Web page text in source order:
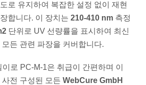
로 유지하여 복잡한 설정 없이 재현
합니다. 이 장치는 210-410 nm 측정
단위로 UV 선량률을 표시하여 최신
든 관련 파장을 커버합니다.
로 PC-M-1은 취급이 간편하며 이
전 구성된 모든 WebCure GmbH